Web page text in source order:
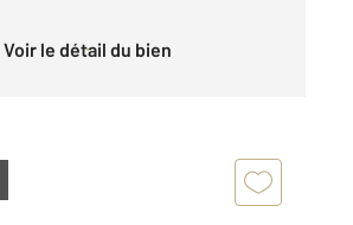
Voir le détail du bien